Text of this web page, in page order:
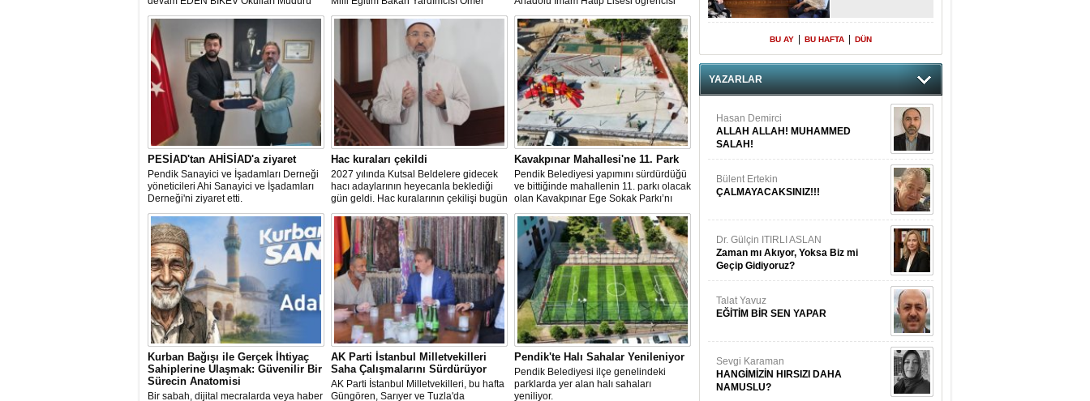
10 Mart 2023 Cuma 15:11
Meteoroloji Genel Müdürlüğü'nce Marmara Bölgesi için
kuvvetli yağış ve fırtına uyarısı yapılırken, meydana
gelebilecek olumsuzluklara karşı dikkatli olunması
istendi.
06 Ocak 2023 Cuma 17:10
Televizyoncu Fatih Portakal, en çok konuşulan
bakanlığın Çevre, Şehircilik ve İklim Değişikliği
Bakanlığı olduğunu söyledi.
Ersin Çavuş ve Kurumsal İletişim
Sorumlusu Serkan Özdemirtaş Duyuru
Gazetesini ziyaret etti.
Faruk Yelkenci'yi ziyaret etti.
Hamza Oruç LGS'de 500 Tam puan
alarak Türkiye birincisi oldu.
PESİAD'tan AHİSİAD'a ziyaret
Pendik Sanayici ve İşadamları Derneği
yöneticileri Ahi Sanayici ve İşadamları
Derneği'ni ziyaret etti.
Hac kuraları çekildi
2027 yılında Kutsal Beldelere gidecek
hacı adaylarının heyecanla beklediği
gün geldi. Hac kuralarının çekilişi bugün
Diyanet İşleri Başkanlığı'nda yapıldı.
Sonuçlar bu akşam saat 20.00'de e-
devlet üzerinden duyurulacak.
Kavakpınar Mahallesi'ne 11. Park
Pendik Belediyesi yapımını sürdürdüğü
ve bittiğinde mahallenin 11. parkı olacak
olan Kavakpınar Ege Sokak Parkı’nı
vatandaşların hizmetine sunmak için
hummalı bir çalışma yürütüyor.
Kurban Bağışı ile Gerçek İhtiyaç
Sahiplerine Ulaşmak: Güvenilir Bir
Sürecin Anatomisi
Bir sabah, dijital mecralarda veya haber
AK Parti İstanbul Milletvekilleri
Saha Çalışmalarını Sürdürüyor
AK Parti İstanbul Milletvekilleri, bu hafta
Güngören, Sarıyer ve Tuzla'da
Pendik'te Halı Sahalar Yenileniyor
Pendik Belediyesi ilçe genelindeki
parklarda yer alan halı sahaları
yeniliyor.
BU AY BU HAFTA DÜN
YAZARLAR
Hasan Demirci
ALLAH ALLAH! MUHAMMED
SALAH!
Bülent Ertekin
ÇALMAYACAKSINIZ!!!
Dr. Gülçin ITIRLI ASLAN
Zaman mı Akıyor, Yoksa Biz mi
Geçip Gidiyoruz?
Talat Yavuz
EĞİTİM BİR SEN YAPAR
Sevgi Karaman
HANGİMİZİN HIRSIZI DAHA
NAMUSLU?